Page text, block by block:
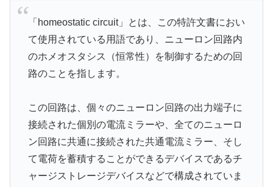
「homeostatic circuit」とは、この特許文書におい
て使用されている用語であり、ニューロン回路内
のホメオスタシス（恒常性）を制御するための回
路のことを指します。
この回路は、個々のニューロン回路の出力端子に
接続された個別の電流ミラーや、全てのニューロ
ン回路に共通に接続された共通電流ミラー、そし
て電荷を蓄積することができるデバイスであるチ
ャージストレージデバイスなどで構成されていま